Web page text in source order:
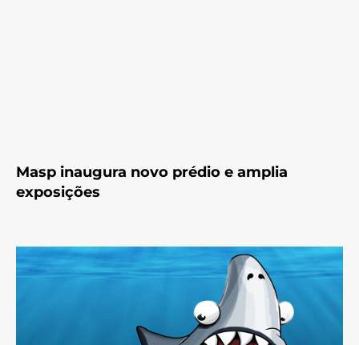
Masp inaugura novo prédio e amplia
exposições